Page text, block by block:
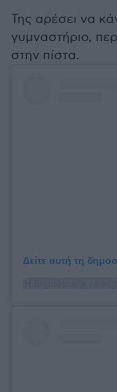
Της αρέσει να
γυμναστήριο,
στην πίστα.
Δείτε αυτή τη